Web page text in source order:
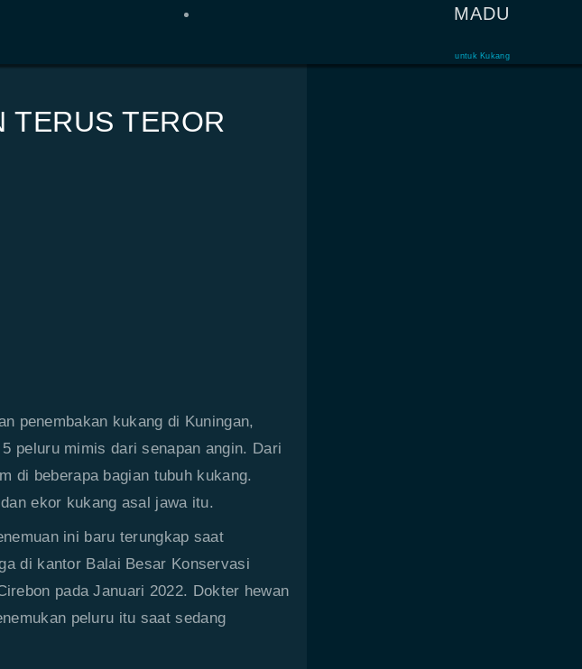
MADU
untuk Kukang
TERUS TEROR
penembakan kukang di Kuningan,
peluru mimis dari senapan angin. Dari
di beberapa bagian tubuh kukang.
ekor kukang asal jawa itu.
ini baru terungkap saat
di kantor Balai Besar Konservasi
pada Januari 2022. Dokter hewan
peluru itu saat sedang